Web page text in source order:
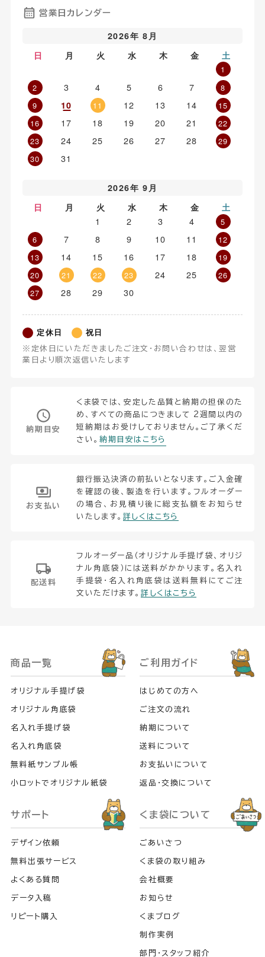
営業日カレンダー
2026年 8月
日
月 火 水 木 金 土
1
2
3 4 5 6 7
8
9
10 11 12 13 14
15
16
17 18 19 20 21
22
23
24 25 26 27 28
29
30
31
2026年 9月
日
月 火 水 木 金 土
1 2 3 4
5
6
7 8 9 10 11
12
13
14 15 16 17 18
19
20
21 22 23 24 25
26
27
28 29 30
定休日 祝日
※定休日にいただきましたご注文・お問い合わせは、翌営
業日より順次返信いたします
納期目安
くま袋では、安定した品質と納期の担保のた
め、すべての商品につきまして 2週間以内の
短納期はお受けしておりません。ご了承くだ
さい。納期目安はこちら
お支払い
銀行振込決済の前払いとなります。ご入金確
を確認の後、製造を行います。フルオーダー
の場合、お見積り後に総支払額をお知らせ
いたします。 詳しくはこちら
配送料
フルオーダー品（オリジナル手提げ袋、オリジ
ナル角底袋）には送料がかかります。名入れ
手提袋・名入れ角底袋は送料無料にてご注
文いただけます。詳しくはこちら
商品一覧
オリジナル手提げ袋
オリジナル角底袋
名入れ手提げ袋
名入れ角底袋
無料紙サンプル帳
小ロットでオリジナル紙袋
ご利用ガイド
はじめての方へ
ご注文の流れ
納期について
送料について
お支払いについて
返品・交換について
サポート
デザイン依頼
無料出張サービス
よくある質問
データ入稿
リピート購入
くま袋について
ごあいさつ
くま袋の取り組み
会社概要
お知らせ
くまブログ
制作実例
部門・スタッフ紹介